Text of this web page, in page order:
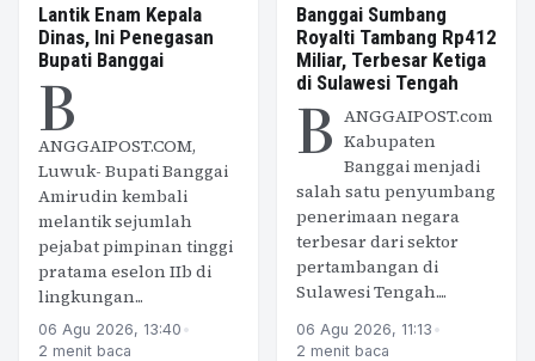
Lantik Enam Kepala
Dinas, Ini Penegasan
Bupati Banggai
B
ANGGAIPOST.COM,
Luwuk- Bupati Banggai
Amirudin kembali
melantik sejumlah
pejabat pimpinan tinggi
pratama eselon IIb di
lingkungan...
06 Agu 2026, 13:40 •
2 menit baca
Banggai Sumbang
Royalti Tambang Rp412
Miliar, Terbesar Ketiga
di Sulawesi Tengah
B ANGGAIPOST.com
Kabupaten
Banggai menjadi
salah satu penyumbang
penerimaan negara
terbesar dari sektor
pertambangan di
Sulawesi Tengah....
06 Agu 2026, 11:13 •
2 menit baca